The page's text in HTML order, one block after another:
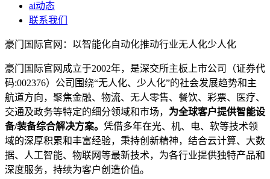
ai动态
联系我们
豪门国际官网：以智能化自动化推动行业无人化少人化
豪门国际官网成立于2002年，是深交所主板上市公司（证券代
码:002376）公司围绕“无人化、少人化”的社会发展趋势和主
航道方向，聚焦金融、物流、无人零售、餐饮、彩票、医疗、
交通及政务等特定的细分领域和市场， 为全球客户提供智能设
备/装备综合解决方案。 凭借多年在光、机、电、软等技术领
域的深厚积累和丰富经验，秉持创新精神，结合云计算、大数
据、人工智能、物联网等最新技术，为各行业提供独特产品和
深度服务，持续为客户创造价值。